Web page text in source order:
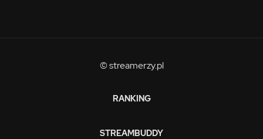
© streamerzy.pl
RANKING
STREAMBUDDY